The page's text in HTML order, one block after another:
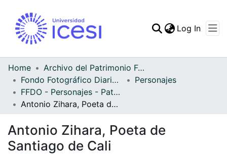
Statistics
Log In
Home
Archivo del Patrimonio Fotográfico y Fílmico del Valle del Cauca
Fondo Fotográfico Diario Occidente
Personajes
FFDO - Personajes - Patrimonial
Antonio Zihara, Poeta de Santiago de Cali
Antonio Zihara, Poeta de
Santiago de Cali